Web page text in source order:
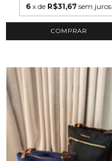
6 x de R$31,67 sem juros